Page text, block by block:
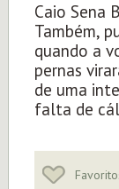
Caio Sena
Também,
quando a
pernas
de uma
falta de